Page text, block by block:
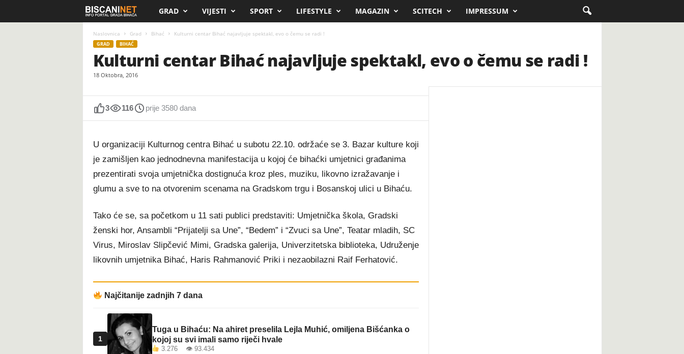
i
n
i
n
t
GRAD VIJESTI SPORT LIFESTYLE MAGAZIN SCITECH IMPRESSUM
Naslovnica Grad Bihać Kulturni centar Bihać najavljuje spektakl, evo o čemu se radi !
GRAD BIHAĆ
Kulturni centar Bihać najavljuje spektakl, evo o čemu se radi !
18 Oktobra, 2016
3 116 prije 3580 dana
U organizaciji Kulturnog centra Bihać u subotu 22.10. održaće se 3. Bazar kulture koji
je zamišljen kao jednodnevna manifestacija u kojoj će bihaćki umjetnici građanima
prezentirati svoja umjetnička dostignuća kroz ples, muziku, likovno izražavanje i
glumu a sve to na otvorenim scenama na Gradskom trgu i Bosanskoj ulici u Bihaću.
Tako će se, sa početkom u 11 sati publici predstaviti: Umjetnička škola, Gradski
ženski hor, Ansambli “Prijatelji sa Une”, “Bedem” i “Zvuci sa Une”, Teatar mladih, SC
Virus, Miroslav Slipčević Mimi, Gradska galerija, Univerzitetska biblioteka, Udruženje
likovnih umjetnika Bihać, Haris Rahmanović Priki i nezaobilazni Raif Ferhatović.
Najčitanije zadnjih 7 dana
1
Tuga u Bihaću: Na ahiret preselila Lejla Muhić, omiljena Bišćanka o
kojoj su svi imali samo riječi hvale
3.276 👁 93.434